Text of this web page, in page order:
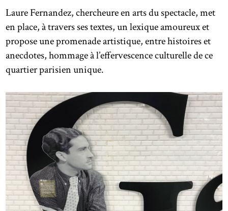
Laure Fernandez, chercheure en arts du spectacle, met
en place, à travers ses textes, un lexique amoureux et
propose une promenade artistique, entre histoires et
anecdotes, hommage à l’effervescence culturelle de ce
quartier parisien unique.